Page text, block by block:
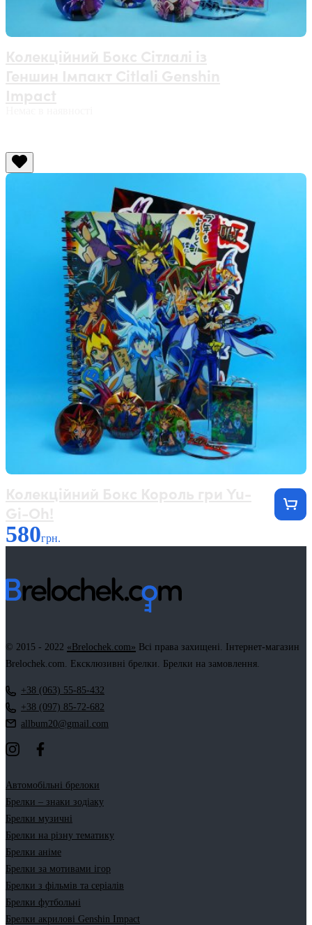
580грн.
© 2015 - 2022 «Brelochek.com» Всі права захищені. Інтернет-магазин
Brelochek.com. Ексклюзивні брелки. Брелки на замовлення.
+38 (063) 55-85-432
+38 (097) 85-72-682
allbum20@gmail.com
Автомобільні брелоки
Брелки – знаки зодіаку
Брелки музичні
Брелки на різну тематику
Брелки аніме
Брелки за мотивами ігор
Брелки з фільмів та серіалів
Брелки футбольні
Брелки акрилові Genshin Impact